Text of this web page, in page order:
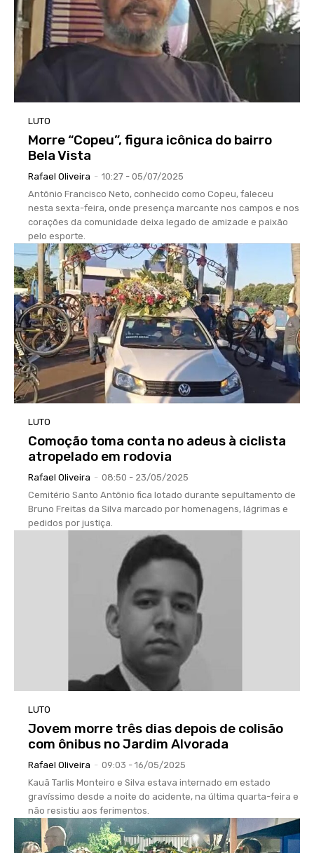
LUTO
Morre “Copeu”, figura icônica do bairro
Bela Vista
Rafael Oliveira - 10:27 - 05/07/2025
Antônio Francisco Neto, conhecido como Copeu, faleceu
nesta sexta-feira, onde presença marcante nos campos e nos
corações da comunidade deixa legado de amizade e paixão
pelo esporte.
LUTO
Comoção toma conta no adeus à ciclista
atropelado em rodovia
Rafael Oliveira - 08:50 - 23/05/2025
Cemitério Santo Antônio fica lotado durante sepultamento de
Bruno Freitas da Silva marcado por homenagens, lágrimas e
pedidos por justiça.
LUTO
Jovem morre três dias depois de colisão
com ônibus no Jardim Alvorada
Rafael Oliveira - 09:03 - 16/05/2025
Kauã Tarlis Monteiro e Silva estava internado em estado
gravíssimo desde a noite do acidente, na última quarta-feira e
não resistiu aos ferimentos.